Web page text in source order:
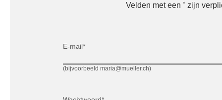
Velden met een * zijn
(bijvoorbeeld maria@mueller.ch)
E-mail*